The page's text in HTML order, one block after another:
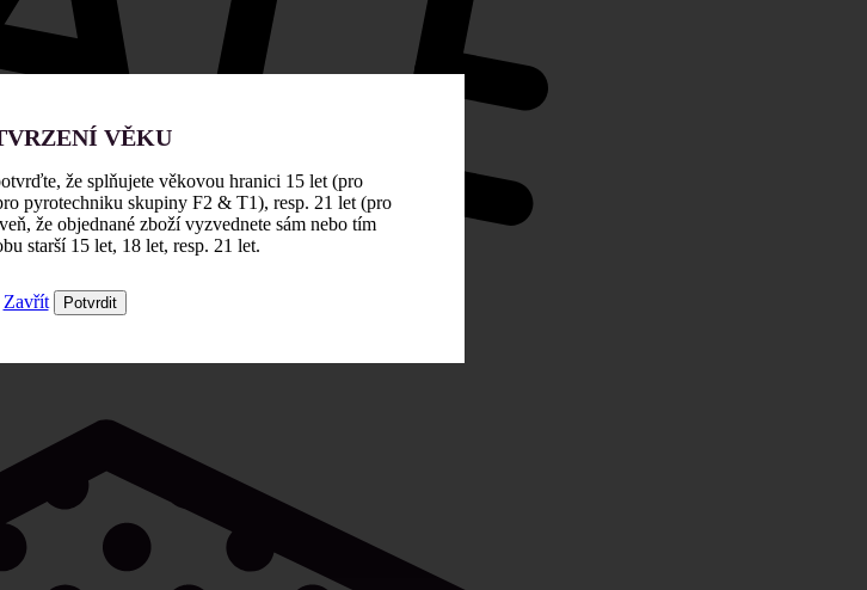
VĚKU
že splňujete věkovou hranici 15 let (pro
pyrotechniku skupiny F2 & T1), resp. 21 let (pro
že objednané zboží vyzvednete sám nebo tím
starší 15 let, 18 let, resp. 21 let.
Zavřít Potvrdit